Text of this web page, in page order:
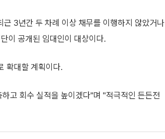
3년간 두 차례 이상 채무를 이행하지 않았거나
이 공개된 임대인이 대상이다.
확대할 계획이다.
고 회수 실적을 높이겠다"며 "적극적인 든든전